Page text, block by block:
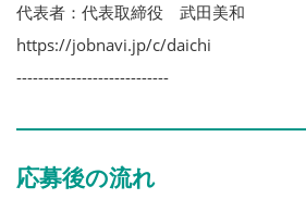
代表者：代表取締役 武田美和
https://jobnavi.jp/c/daichi
----------------------------
応募後の流れ